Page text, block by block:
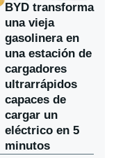
BYD transforma
una vieja
gasolinera en
una estación de
cargadores
ultrarrápidos
capaces de
cargar un
eléctrico en 5
minutos